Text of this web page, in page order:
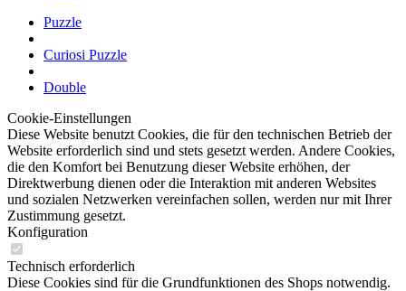
Puzzle
Curiosi Puzzle
Double
Cookie-Einstellungen
Diese Website benutzt Cookies, die für den technischen Betrieb der
Website erforderlich sind und stets gesetzt werden. Andere Cookies,
die den Komfort bei Benutzung dieser Website erhöhen, der
Direktwerbung dienen oder die Interaktion mit anderen Websites
und sozialen Netzwerken vereinfachen sollen, werden nur mit Ihrer
Zustimmung gesetzt.
Konfiguration
Technisch erforderlich
Diese Cookies sind für die Grundfunktionen des Shops notwendig.